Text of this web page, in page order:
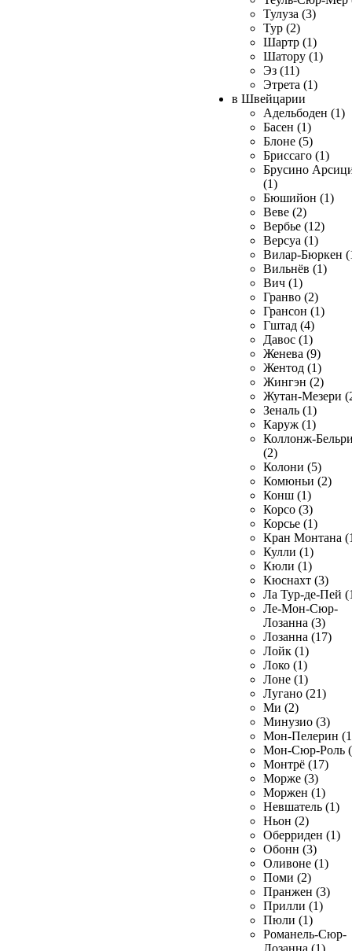
Тулуза (3)
Тур (2)
Шартр (1)
Шатору (1)
Эз (11)
Этрета (1)
в Швейцарии
Адельбоден (1)
Басен (1)
Блоне (5)
Бриссаго (1)
Брусино
(1)
Бюшийон (1)
Веве (2)
Вербье (12)
Версуа (1)
Вилар-Бюркен
Вильнёв (1)
Вич (1)
Гранво (2)
Грансон (1)
Гштад (4)
Давос (1)
Женева (9)
Жентод (1)
Жингэн (2)
Жутан-Мезери
Зеналь (1)
Каруж (1)
Коллонж-
(2)
Колони (5)
Комюньи (2)
Конш (1)
Корсо (3)
Корсье (1)
Кран Монтана
Кулли (1)
Кюли (1)
Кюснахт (3)
Ла Тур-де-Пей
Ле-Мон-Сюр-
Лозанна (3)
Лозанна (17)
Лойк (1)
Локо (1)
Лоне (1)
Лугано (21)
Ми (2)
Минузио (3)
Мон-Пелерин
Мон-Сюр-Роль
Монтрё (17)
Морже (3)
Моржен (1)
Невшатель (1)
Ньон (2)
Оберриден (1)
Обонн (3)
Оливоне (1)
Поми (2)
Пранжен (3)
Прилли (1)
Пюли (1)
Романель-Сюр-
Лозанна (1)